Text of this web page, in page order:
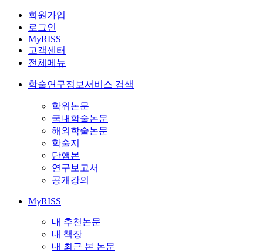
회원가입
로그인
MyRISS
고객센터
전체메뉴
학술연구정보서비스 검색
학위논문
국내학술논문
해외학술논문
학술지
단행본
연구보고서
공개강의
MyRISS
내 추천논문
내 책장
내 최근 본 논문